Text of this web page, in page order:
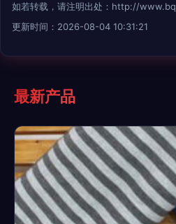
如若转载，请注明出处：http://
更新时间：2026-08-04 10:31:21
最新产品